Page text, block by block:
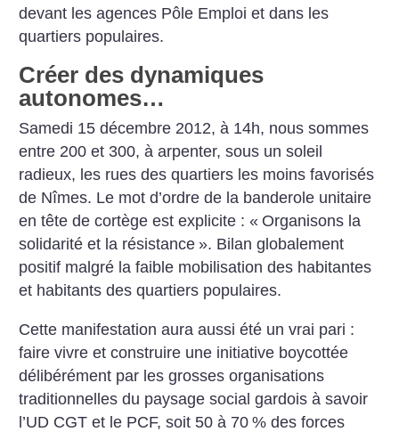
devant les agences Pôle Emploi et dans les
quartiers populaires.
Créer des dynamiques
autonomes…
Samedi 15 décembre 2012, à 14h, nous sommes
entre 200 et 300, à arpenter, sous un soleil
radieux, les rues des quartiers les moins favorisés
de Nîmes. Le mot d’ordre de la banderole unitaire
en tête de cortège est explicite : « Organisons la
solidarité et la résistance ». Bilan globalement
positif malgré la faible mobilisation des habitantes
et habitants des quartiers populaires.
Cette manifestation aura aussi été un vrai pari :
faire vivre et construire une initiative boycottée
délibérément par les grosses organisations
traditionnelles du paysage social gardois à savoir
l’UD CGT et le PCF, soit 50 à 70 % des forces